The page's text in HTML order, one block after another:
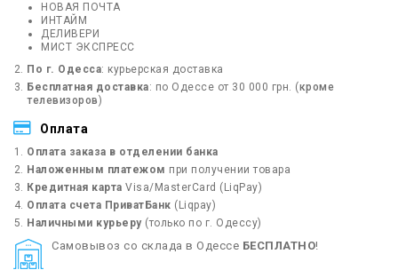
НОВАЯ ПОЧТА
ИНТАЙМ
ДЕЛИВЕРИ
МИСТ ЭКСПРЕСС
По г. Одесса: курьерская доставка
Бесплатная доставка: по Одессе от 30 000 грн. (кроме
телевизоров)
Оплата
Оплата заказа в отделении банка
Наложенным платежом при получении товара
Кредитная карта Visa/MasterCard (LiqPay)
Оплата счета ПриватБанк (Liqpay)
Наличными курьеру(только по г. Одессу)
Cамовывоз со склада в Одессе БЕСПЛАТНО!